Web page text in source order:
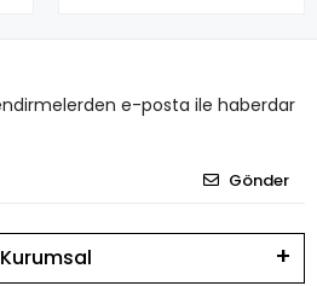
e-posta ile haberdar
Gönder
Kurumsal